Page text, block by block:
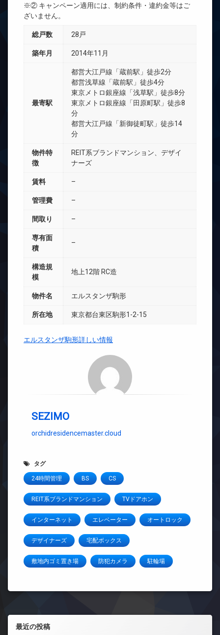
※② キャンペーン適用には、制約条件・違約金等はご
ざいません。
総戸数 28戸
築年月 2014年11月
最寄駅
都営大江戸線「蔵前駅」徒歩2分
都営浅草線「蔵前駅」徒歩4分
東京メトロ銀座線「浅草駅」徒歩8分
東京メトロ銀座線「田原町駅」徒歩8
分
都営大江戸線「新御徒町駅」徒歩14
分
物件特
徴
REIT系ブランドマンション、デザイ
ナーズ
賃料 –
管理費 –
間取り –
専有面
積
–
構造規
模
地上12階 RC造
物件名 エルスタンザ駒形
所在地 東京都台東区駒形1-2-15
エルスタンザ駒形詳しい情報
SEZIMO
orchidresidencemaster.cloud
タグ
24時間管理 BS CS
REIT系ブランドマンション TVドアホン
インターネット エレベーター オートロック
デザイナーズ 宅配ボックス
敷地内ゴミ置き場 防犯カメラ 駐輪場
左サイドバー
最近の投稿